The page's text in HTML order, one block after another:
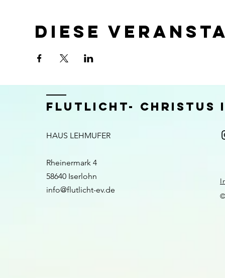
Diese
FLUTLICHT- CHRISTUS
HAUS LEHMUFER
Rheinermark 4
58640 Iserlohn​​
info@flutlicht-ev.de